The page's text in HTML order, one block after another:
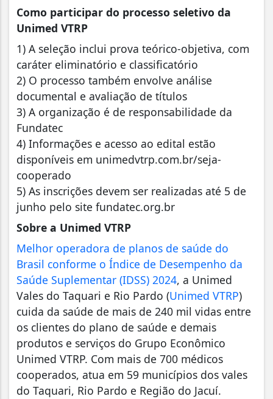
Como participar do processo seletivo da
Unimed VTRP
1) A seleção inclui prova teórico-objetiva, com
caráter eliminatório e classificatório
2) O processo também envolve análise
documental e avaliação de títulos
3) A organização é de responsabilidade da
Fundatec
4) Informações e acesso ao edital estão
disponíveis em unimedvtrp.com.br/seja-
cooperado
5) As inscrições devem ser realizadas até 5 de
junho pelo site fundatec.org.br
Sobre a Unimed VTRP
Melhor operadora de planos de saúde do
Brasil conforme o Índice de Desempenho da
Saúde Suplementar (IDSS) 2024, a Unimed
Vales do Taquari e Rio Pardo (Unimed VTRP)
cuida da saúde de mais de 240 mil vidas entre
os clientes do plano de saúde e demais
produtos e serviços do Grupo Econômico
Unimed VTRP. Com mais de 700 médicos
cooperados, atua em 59 municípios dos vales
do Taquari, Rio Pardo e Região do Jacuí.